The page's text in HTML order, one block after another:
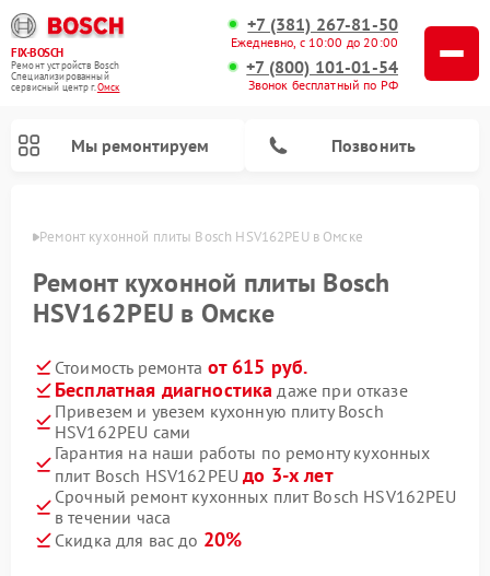
FIX-BOSCH
Ремонт устройств Bosch
Специализированный
cервисный центр г.Омск
+7 (381) 267-81-50
Ежедневно, с 10:00 до 20:00
+7 (800) 101-01-54
Звонок бесплатный по РФ
Мы ремонтируем Позвонить
Ремонт кухонной плиты Bosch HSV162PEU в Омске
Ремонт кухонной плиты Bosch
HSV162PEU в Омске
Стоимость ремонта от 615 руб.
Бесплатная диагностика даже при отказе
Привезем и увезем кухонную плиту Bosch
HSV162PEU сами
Гарантия на наши работы по ремонту кухонных
плит Bosch HSV162PEUдо 3-х лет
Срочный ремонт кухонных плит Bosch HSV162PEU
в течении часа
Скидка для вас до 20%